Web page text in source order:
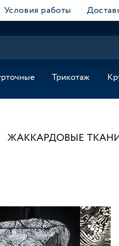
Условия работы
Трикотаж
ЖАККАРДОВЫЕ